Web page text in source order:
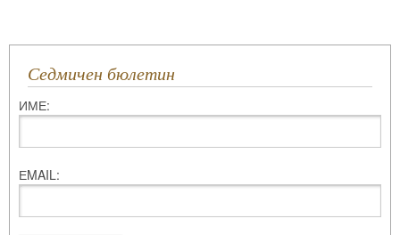
Седмичен бюлетин
ИМЕ:
ЕMAIL: